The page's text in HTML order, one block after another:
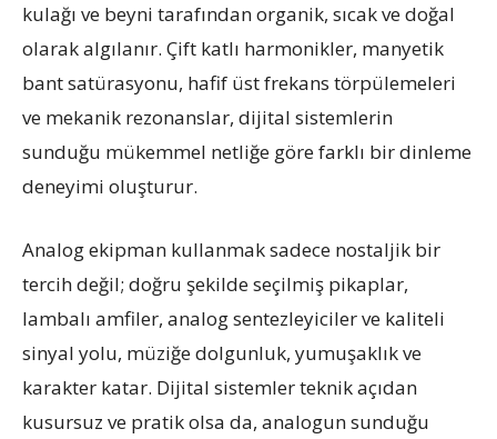
kulağı ve beyni tarafından organik, sıcak ve doğal
olarak algılanır. Çift katlı harmonikler, manyetik
bant satürasyonu, hafif üst frekans törpülemeleri
ve mekanik rezonanslar, dijital sistemlerin
sunduğu mükemmel netliğe göre farklı bir dinleme
deneyimi oluşturur.
Analog ekipman kullanmak sadece nostaljik bir
tercih değil; doğru şekilde seçilmiş pikaplar,
lambalı amfiler, analog sentezleyiciler ve kaliteli
sinyal yolu, müziğe dolgunluk, yumuşaklık ve
karakter katar. Dijital sistemler teknik açıdan
kusursuz ve pratik olsa da, analogun sunduğu